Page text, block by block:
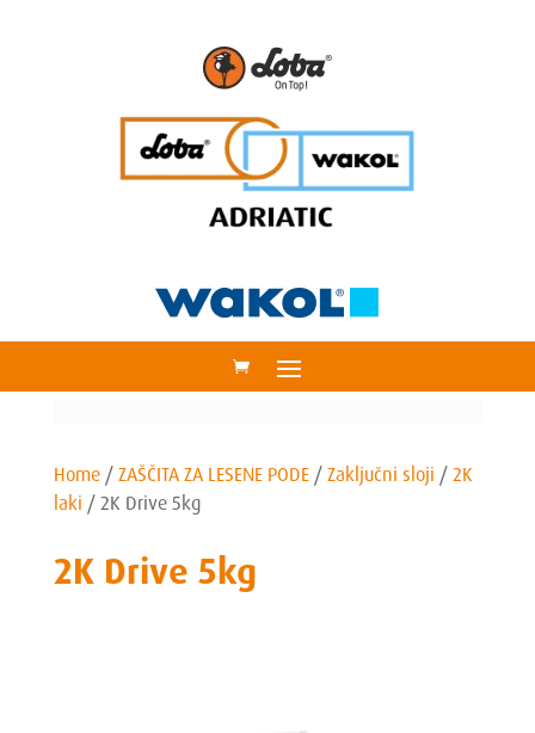
Home/ ZAŠČITA ZA LESENE PODE/ Zaključni sloji / 2K
laki / 2K Drive 5kg
2K Drive 5kg